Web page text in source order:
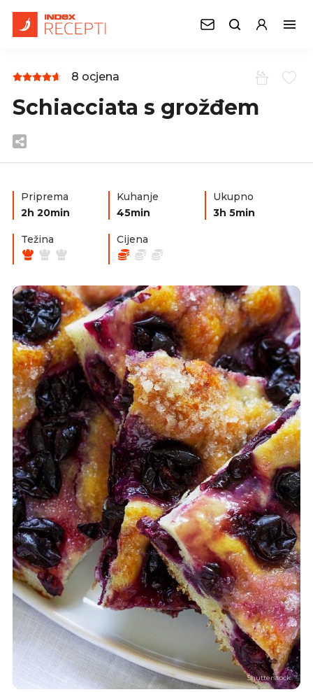
8 ocjena
Schiacciata s grožđem
Priprema
2h 20min
Kuhanje
45min
Ukupno
3h 5min
Težina Cijena
Shutterstock